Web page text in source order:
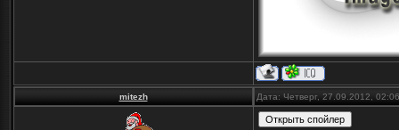
mitezh Дата: Четверг, 27.09.2012,